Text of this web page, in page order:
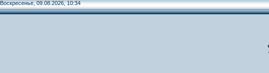
Воскресенье, 09.08.2026, 10:34